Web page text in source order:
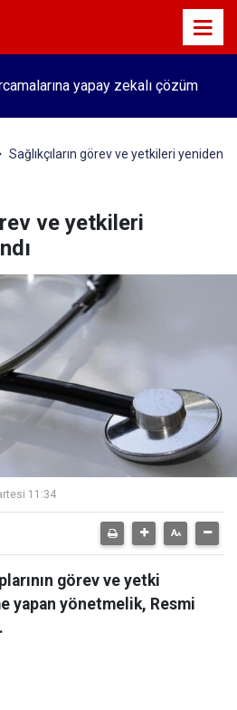
yapay zekalı çözüm
Sağlıkçıların görev ve yetkileri yeniden
ve yetkileri
11:34
görev ve yetki
yapan yönetmelik, Resmi